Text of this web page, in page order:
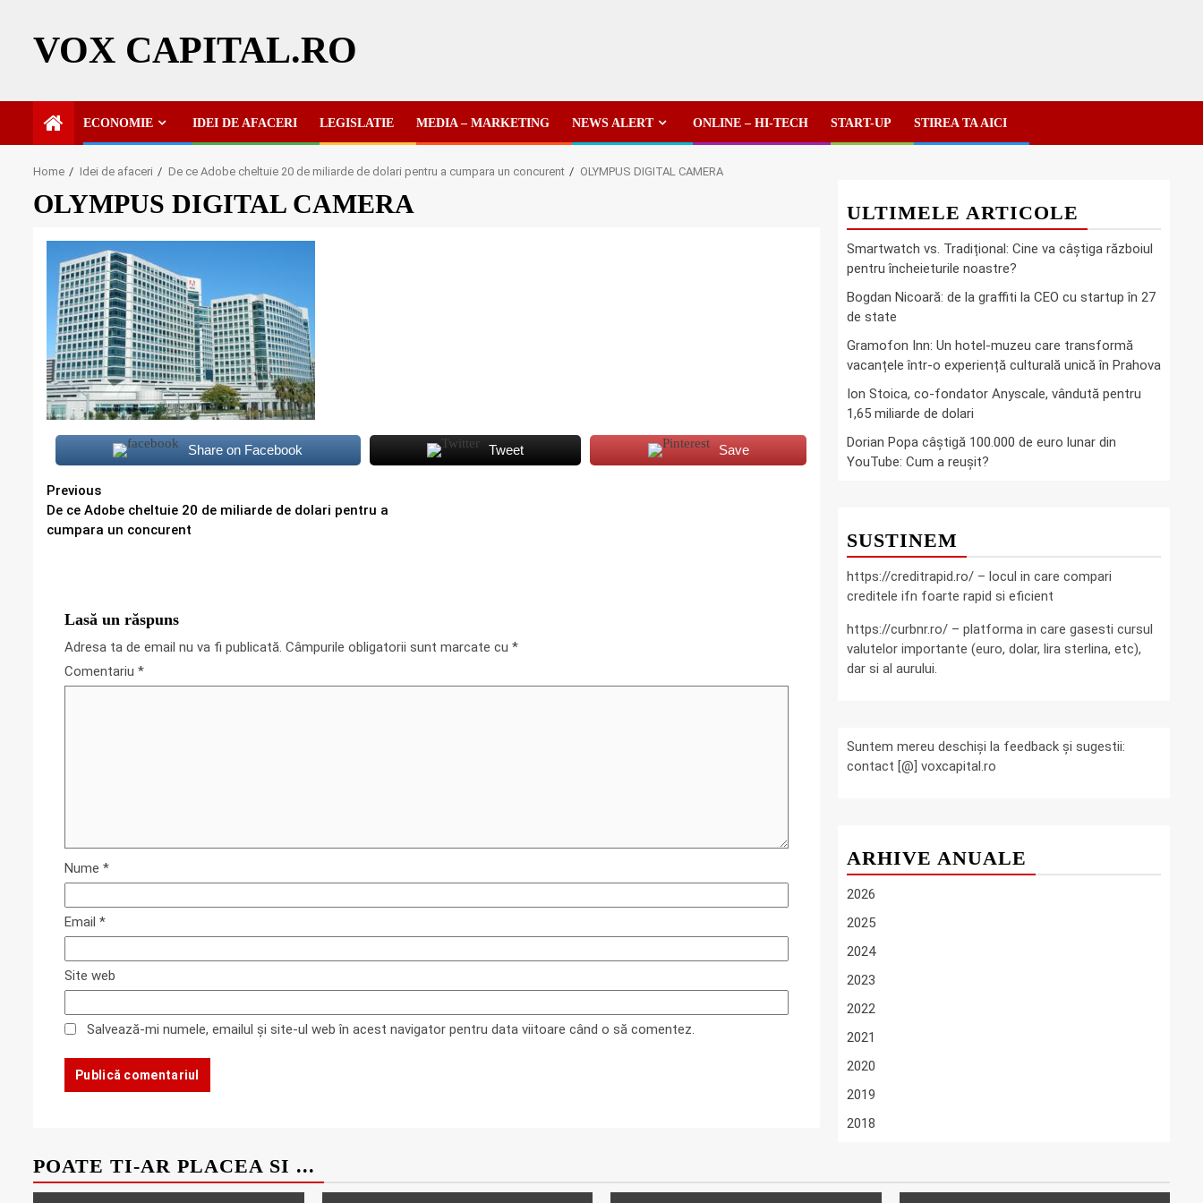
contentVOX CAPITAL.RO
ECONOMIE IDEI DE AFACERI LEGISLATIE MEDIA – MARKETING NEWS ALERT ONLINE – HI-TECH START-UP STIREA TA AICI
Home Idei de afaceri De ce Adobe cheltuie 20 de miliarde de dolari pentru a cumpara un concurent OLYMPUS DIGITAL CAMERA
OLYMPUS DIGITAL CAMERA
Share on Facebook Tweet Save
Continue
Reading
Previous
De ce Adobe cheltuie 20 de miliarde de dolari pentru a
cumpara un concurent
Lasă un răspuns
Adresa ta de email nu va fi publicată. Câmpurile obligatorii sunt marcate cu *
Comentariu *
Nume *
Email *
Site web
Salvează-mi numele, emailul și site-ul web în acest navigator pentru data viitoare când o să comentez.
ULTIMELE ARTICOLE
Smartwatch vs. Tradițional: Cine va câștiga războiul
pentru încheieturile noastre?
Bogdan Nicoară: de la graffiti la CEO cu startup în 27
de state
Gramofon Inn: Un hotel-muzeu care transformă
vacanțele într-o experiență culturală unică în Prahova
Ion Stoica, co-fondator Anyscale, vândută pentru
1,65 miliarde de dolari
Dorian Popa câștigă 100.000 de euro lunar din
YouTube: Cum a reușit?
SUSTINEM
https://creditrapid.ro/ – locul in care compari
creditele ifn foarte rapid si eficient
https://curbnr.ro/ – platforma in care gasesti cursul
valutelor importante (euro, dolar, lira sterlina, etc),
dar si al aurului.
Suntem mereu deschiși la feedback și sugestii:
contact [@] voxcapital.ro
ARHIVE ANUALE
2026
2025
2024
2023
2022
2021
2020
2019
2018
POATE TI-AR PLACEA SI ...